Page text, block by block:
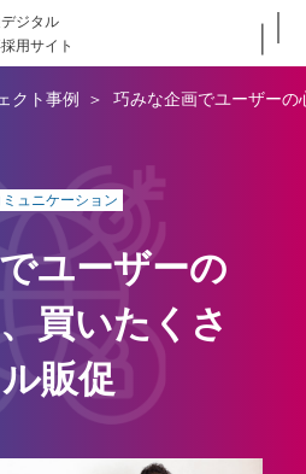
ジタル
用サイト
クト事例 巧みな企画でユーザーの
ュニケーション
ユーザーの
買いたくさ
販促